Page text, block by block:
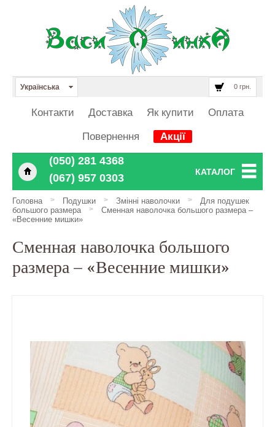
0 грн.
Українська
Контакти Доставка Як купити Оплата
Повернення Акції
‎‎‎‎‎(050) 281 4368
‎‎‎‎‎(067) 957 0303
КАТАЛОГ
Головна > Подушки > Змінні наволочки >
Для подушек
большого размера
>
Сменная наволочка большого размера –
«Весенние мишки»
Сменная наволочка большого
размера – «Весенние мишки»